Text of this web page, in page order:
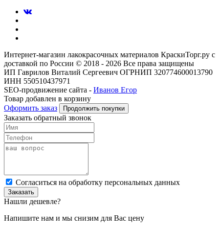
Интернет-магазин лакокрасочных материалов КраскиТорг.ру с
доставкой по России © 2018 - 2026 Все права защищены
ИП Гаврилов Виталий Сергеевич ОГРНИП 320774600013790
ИНН 550510437971
SEO-продвижение сайта - Иванов Егор
Товар добавлен в корзину
Оформить заказ
Продолжить покупки
Заказать обратный звонок
Cогласиться на обработку персональных данных
Заказать
Нашли дешевле?
Напишите нам и мы снизим для Вас цену